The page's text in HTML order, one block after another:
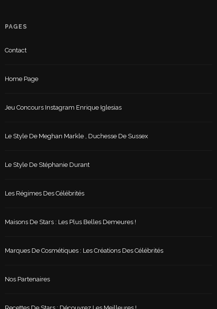
PAGES
Contact
Home Page
Jeu Concours Instagram Enrique Iglesias
Le Style De Meghan Markle , Duchesse De Sussex
Le Style De Stéphanie Durant
Les Régimes Des Célébrités
Maisons De Stars : Les Plus Belles Demeures !
Marques De Cosmétiques : Les Créations Des Célébrités
Nos Partenaires